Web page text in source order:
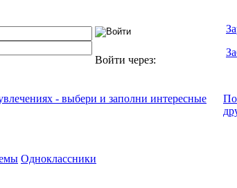
Войти через:
- выбери и заполни интересные
Одноклассники